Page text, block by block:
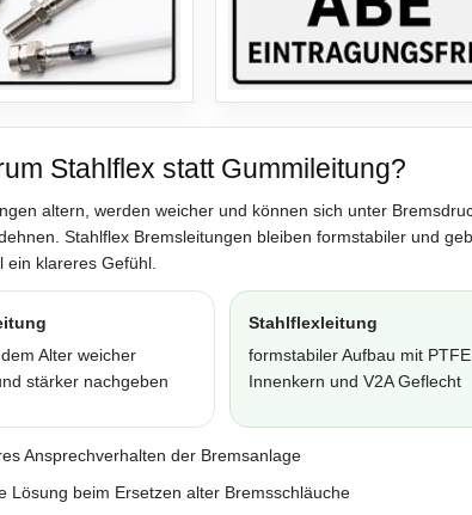
Stahlflex statt Gummileitung?
altern, werden weicher und können sich unter
Stahlflex Bremsleitungen bleiben formstabiler und
ein klareres Gefühl.
Alter weicher
stärker nachgeben
Stahlflexleitung
formstabiler Aufbau mit PTFE
Innenkern und V2A Geflecht
Ansprechverhalten der Bremsanlage
Lösung beim Ersetzen alter Bremsschläuche